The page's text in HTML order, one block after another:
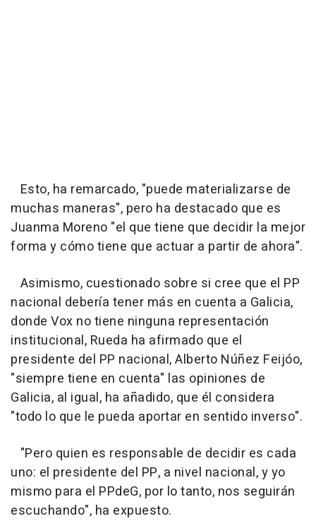
Esto, ha remarcado, "puede materializarse de
muchas maneras", pero ha destacado que es
Juanma Moreno "el que tiene que decidir la mejor
forma y cómo tiene que actuar a partir de ahora".
Asimismo, cuestionado sobre si cree que el PP
nacional debería tener más en cuenta a Galicia,
donde Vox no tiene ninguna representación
institucional, Rueda ha afirmado que el
presidente del PP nacional, Alberto Núñez Feijóo,
"siempre tiene en cuenta" las opiniones de
Galicia, al igual, ha añadido, que él considera
"todo lo que le pueda aportar en sentido inverso".
"Pero quien es responsable de decidir es cada
uno: el presidente del PP, a nivel nacional, y yo
mismo para el PPdeG, por lo tanto, nos seguirán
escuchando", ha expuesto.